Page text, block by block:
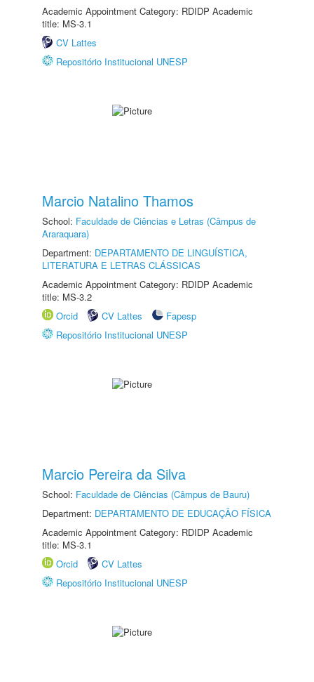
Academic Appointment Category: RDIDP Academic
title: MS-3.1
CV Lattes
Repositório Institucional UNESP
Marcio Natalino Thamos
School: Faculdade de Ciências e Letras (Câmpus de
Araraquara)
Department: DEPARTAMENTO DE LINGUÍSTICA,
LITERATURA E LETRAS CLÁSSICAS
Academic Appointment Category: RDIDP Academic
title: MS-3.2
Orcid
CV Lattes
Fapesp
Repositório Institucional UNESP
Marcio Pereira da Silva
School: Faculdade de Ciências (Câmpus de Bauru)
Department: DEPARTAMENTO DE EDUCAÇÃO FÍSICA
Academic Appointment Category: RDIDP Academic
title: MS-3.1
Orcid
CV Lattes
Repositório Institucional UNESP